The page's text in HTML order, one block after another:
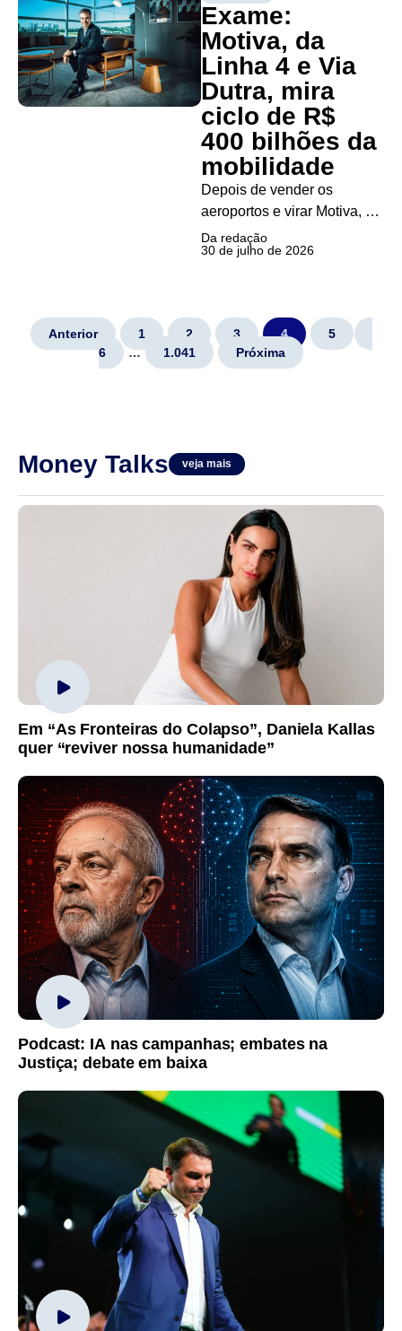
aos brasileiros A entrada da
Suhai no mercado de
seguros residenciais
marca...
Exame:
Motiva, da
Linha 4 e Via
Dutra, mira
ciclo de R$
400 bilhões da
mobilidade
Depois de vender os
aeroportos e virar Motiva, a
antiga CCR concentra mais
de 65 bilhões de reais em
candidatas a um novo ciclo
de mobilidade de 400
bilhões de reais...
Da redação
30 de julho de 2026
Anterior 1 2 3 4
5
6
… 1.041 Próxima
Money Talks veja mais
Em “As Fronteiras do Colapso”, Daniela Kallas
quer “reviver nossa humanidade”
Podcast: IA nas campanhas; embates na
Justiça; debate em baixa